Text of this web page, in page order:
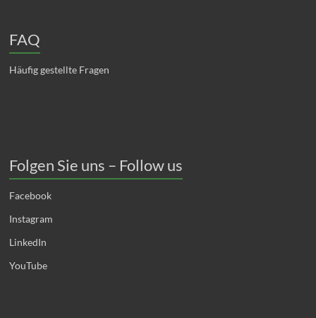
FAQ
Häufig gestellte Fragen
Folgen Sie uns – Follow us
Facebook
Instagram
LinkedIn
YouTube